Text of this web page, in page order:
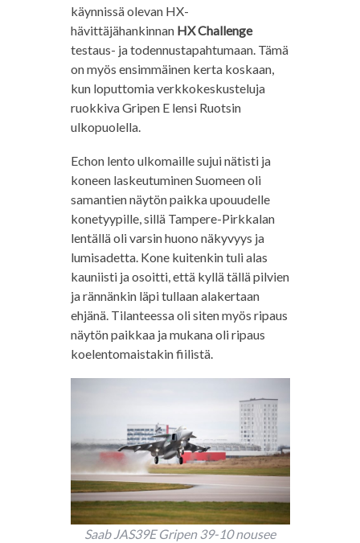
käynnissä olevan HX-
hävittäjähankinnan HX Challenge
testaus- ja todennustapahtumaan. Tämä
on myös ensimmäinen kerta koskaan,
kun loputtomia verkkokeskusteluja
ruokkiva Gripen E lensi Ruotsin
ulkopuolella.
Echon lento ulkomaille sujui nätisti ja
koneen laskeutuminen Suomeen oli
samantien näytön paikka upouudelle
konetyypille, sillä Tampere-Pirkkalan
lentällä oli varsin huono näkyvyys ja
lumisadetta. Kone kuitenkin tuli alas
kauniisti ja osoitti, että kyllä tällä pilvien
ja rännänkin läpi tullaan alakertaan
ehjänä. Tilanteessa oli siten myös ripaus
näytön paikkaa ja mukana oli ripaus
koelentomaistakin fiilistä.
Saab JAS39E Gripen 39-10 nousee